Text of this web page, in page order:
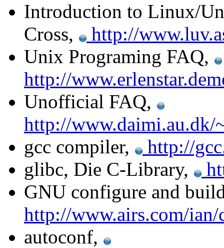
Introduction to Linux/
Cross,
http://
Unix Programing FAQ,
http://
Unofficial FAQ,
http://www.daimi.au.dk/
gcc compiler,
http://
glibc, Die C-Library,
GNU configure and
http://www.airs.com/
autoconf,